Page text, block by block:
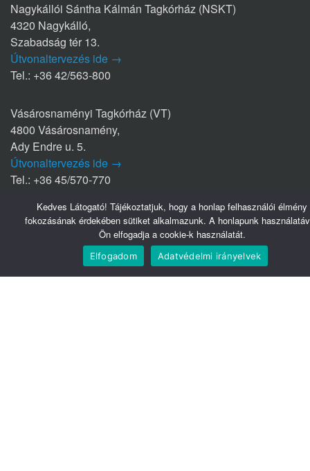
Nagykállói Sántha Kálmán Tagkórház (NSKT)
4320 Nagykálló,
Szabadság tér 13.
Útvonaltervezés ide →
Tel.: +36 42/563-800
Vásárosnaményi Tagkórház (VT)
4800 Vásárosnamény,
Ady Endre u. 5.
Útvonaltervezés ide →
Tel.: +36 45/570-770
Nyírbátori Szakrendelő (NYSZ)
Édesanyák útja 1/a.
Útvonaltervezés ide →
Kedves Látogató! Tájékoztatjuk, hogy a honlap felhasználói élmény
fokozásának érdekében sütiket alkalmazunk. A honlapunk
Ön elfogadja a cookie-k használatát.
Elfogadom Adatvédelmi irányelvek